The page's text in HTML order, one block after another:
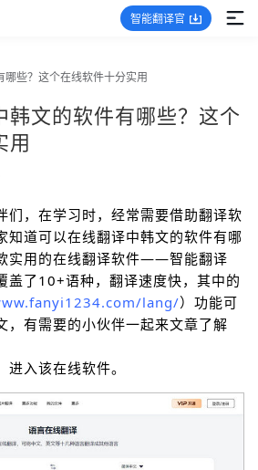
智能翻译官
些？这个在线软件十分实用
韩文的软件有哪些？这个
用
们，在学习时，经常需要借助翻译软
知道可以在线翻译中韩文的软件有哪
实用的在线翻译软件——智能翻译
盖了10+语种，翻译速度快，其中的
lang/）功能可
，有需要的小伙伴一起来文章了解
进入该在线软件。